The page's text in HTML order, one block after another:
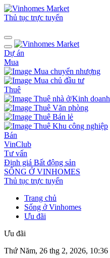
Thủ tục trực tuyến
Dự án
Mua
Mua chuyển nhượng
Mua chủ đầu tư
Thuê
Thuê nhà ở/Kinh doanh
Thuê Văn phòng
Thuê Bán lẻ
Thuê Khu công nghiệp
Bán
VinClub
Tư vấn
Định giá Bất động sản
SỐNG Ở VINHOMES
Thủ tục trực tuyến
Trang chủ
Sống ở Vinhomes
Ưu đãi
Ưu đãi
Thứ Năm, 26 thg 2, 2026, 10:36